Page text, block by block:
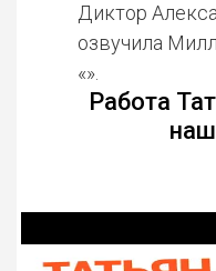
Диктор
озвучила
«».
Работа